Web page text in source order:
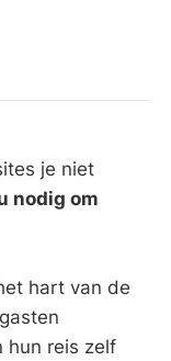
je niet
nodig om
hart van de
hun reis zelf